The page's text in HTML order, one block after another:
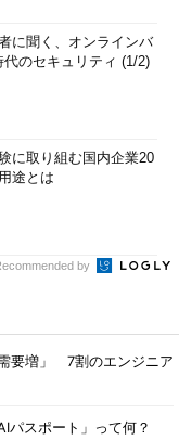
に聞く、オンラインバ
のセキュリティ (1/2)
に取り組む国内企業20
途とは
by
要増」 7割のエンジニア
パスポート」って何？